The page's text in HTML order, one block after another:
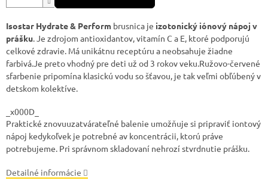
Isostar Hydrate & Perform brusnica je izotonický iónový nápoj v
prášku. Je zdrojom antioxidantov, vitamín C a E, ktoré podporujú
celkové zdravie. Má unikátnu receptúru a neobsahuje žiadne
farbivá.Je preto vhodný pre deti už od 3 rokov veku.Ružovo-červené
sfarbenie pripomína klasickú vodu so šťavou, je tak veľmi obľúbený v
detskom kolektíve.
_x000D_
Praktické znovuuzatvárateľné balenie umožňuje si pripraviť iontový
nápoj kedykoľvek je potrebné av koncentrácii, ktorú práve
potrebujeme. Pri správnom skladovaní nehrozí stvrdnutie prášku.
Detailné informácie